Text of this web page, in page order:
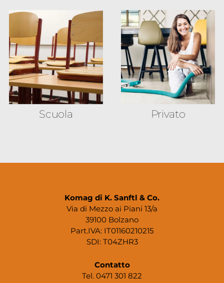
Scuola Privato
Komag di K. Sanftl & Co.
Via di Mezzo ai Piani 13/a
39100 Bolzano
Part.IVA: IT01160210215
SDI: T04ZHR3
Contatto
Tel. 0471 301 822